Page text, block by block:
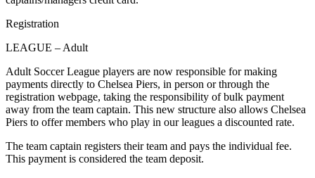
Registration​​​​‌ ‍ ​‍​‍‌‍ ‌ ​‍‌‍‍‌‌‍‌ ‌‍‍‌‌‍ ‍​‍​‍​ ‍‍​‍​‍‌ ​ ‌‍​‌‌‍ ‍‌‍‍‌‌ ‌​‌ ‍‌​‍ ‍‌‍‍‌‌‍ ​‍​‍​‍ ​​‍​‍‌‍‍​‌ ​‍‌‍‌‌‌‍‌‍​‍​‍​ ‍‍​‍​‍‌‍‍​‌ ‌​‌ ‌​‌ ​​‌ ​ ​ ‍‍​‍ ​‍ ‌‍​ ‌‍‍​‌‍‌‌‌‍ ​‌ ​ ‌‍‌‌‌‍​‌‌ ​​‌‍‍‌‌‍‌‌‌ ​‍‌ ​ ​‍ ‍‌ ​ ‌‍​‌‌‍ ‍‌‍‍‌‌ ‌​‌ ‍‌​‍ ‍‌ ​ ‌ ‌​‌ ‌‌‌‍‌​‌‍‍‌‌‍ ​‍ ‌‍‍‌‌‍ ‍‌ ‌​‌‍‌‌‌‍ ‍‌ ‌​​‍ ‌‍‌‌‌‍‌​‌‍‍‌‌ ‌​​‍ ‌‍ ‌‌‍ ‌‍‌​‌‍‌‌​ ‌‌ ​​‌ ​‍‌‍‌‌‌ ​ ‌‍‌‌‌‍ ‍‌ ‌​‌‍​‌‌ ‌​‌‍‍‌‌‍ ‌‍ ‍​ ‍ ‌‍‍‌‌‍‌​​ ‌‌‍​‍​ ‌‌​ ‍​​ ‍‌​ ​‌​ ‍​‌‍‌‍​ ‍​​‍ ‌‌‍​‌‌‍​ ​ ‍​​ ‌​​‍ ‌​ ‌​​ ‌ ‌‍​‍​ ​‌​‍ ‌​ ‍​​ ​​​ ‌‌‌‍‌​​‍ ‌​ ​​​ ‌ ​ ​‌‌‍‌‍​ ​‌​ ‌‌​ ‍​​ ‍‌​ ‍​​ ‌‌​ ‌‌​ ​​​ ‍ ‌ ‌​‌ ‍‌‌ ​​‌‍‌‌​ ‌‌‍‌‍‌‍​‌‌ ​‌​ ‍ ‌ ​​‌‍​‌‌ ‌​‌‍‍​​ ‌‌ ​‍‌‍‍‌‌‍​ ‌‍‍​‌‌‌​‌‍‌‌‌ ‍​‌ ‌​​‍‌‌​ ‌‌‌​​‍‌‌ ‌‍‍ ‌‍‌‌‌ ‍‌​‍‌‌​ ​ ‌​‌​​‍‌‌​ ​ ‌​‌​​‍‌‌​ ​‍​ ​‍‌‍​ ‌‍‌‌‌‍‌‍​ ​ ​ ‍‌​ ​‌‌‍​‍​ ‌‌​ ‌‍‌‍​ ‌‍‌‍​ ‍‌​‍‌‌​ ​‍​ ​‍​‍‌‌​ ‌‌‌​‌​​‍ ‍‌‍​ ‌‍‍​‌‍‍‌‌‍ ​‌‍‌​‌ ​‍‌‍‌‌‌‍ ‍​‍‌‌​ ‌‌‌​​‍‌‌ ‌‍‍ ‌‍‌‌‌ ‍‌​‍‌‌​ ​ ‌​‌​​‍‌‌​ ​ ‌​‌​​‍‌‌​ ​‍​ ​‍‌‍‌‌​ ‌​​ ‍​‌‍​‌​ ​​‌‍‌‌​ ‍‌​ ‌‍​ ‌​‌‍‌​​ ‌​​ ​‌​‍‌‌​ ​‍​ ​‍​‍‌‌​ ‌‌‌​‌​​‍ ‍‌ ‌​‌‍‌‌‌ ‍​‌ ‌​​ ‌‍​‍‌‍​‌‌ ​ ‌‍‌‌‌‌‌‌‌ ​‍‌‍ ​​ ‌‌‍‍​‌ ‌​‌ ‌​‌ ​​‌ ​ ​‍‌‌​ ​ ‌​​‌​‍‌‌​ ​‍‌​‌‍​‍‌‌​ ​‍‌​‌‍‌‍​ ‌‍‍​‌‍‌‌‌‍ ​‌ ​ ‌‍‌‌‌‍​‌‌ ​​‌‍‍‌‌‍‌‌‌ ​‍‌ ​ ​‍ ‍‌ ​ ‌‍​‌‌‍ ‍‌‍‍‌‌ ‌​‌ ‍‌​‍ ‍‌ ​ ‌ ‌​‌ ‌‌‌‍‌​‌‍‍‌‌‍ ​‍‌‍‌‍‍‌‌‍‌​​ ‌‌‍​‍​ ‌‌​ ‍​​ ‍‌​ ​‌​ ‍​‌‍‌‍​ ‍​​‍ ‌‌‍​‌‌‍​ ​ ‍​​ ‌​​‍ ‌​ ‌​​ ‌ ‌‍​‍​ ​‌​‍ ‌​ ‍​​ ​​​ ‌‌‌‍‌​​‍ ‌​ ​​​ ‌ ​ ​‌‌‍‌‍​ ​‌​ ‌‌​ ‍​​ ‍‌​ ‍​​ ‌‌​ ‌‌​ ​​​‍‌‍‌ ‌​‌ ‍‌‌ ​​‌‍‌‌​ ‌‌‍‌‍‌‍​‌‌ ​‌​‍‌‍‌ ​​‌‍​‌‌ ‌​‌‍‍​​ ‌‌ ​‍‌‍‍‌‌‍​ ‌‍‍​‌‌‌​‌‍‌‌‌ ‍​‌ ‌​​‍‌‌​ ‌‌‌​​‍‌‌ ‌‍‍ ‌‍‌‌‌ ‍‌​‍‌‌​ ​ ‌​‌​​‍‌‌​ ​ ‌​‌​​‍‌‌​ ​‍​ ​‍‌‍​ ‌‍‌‌‌‍‌‍​ ​ ​ ‍‌​ ​‌‌‍​‍​ ‌‌​ ‌‍‌‍​ ‌‍‌‍​ ‍‌​‍‌‌​ ​‍​ ​‍​‍‌‌​ ‌‌‌​‌​​‍ ‍‌‍​ ‌‍‍​‌‍‍‌‌‍ ​‌‍‌​‌ ​‍‌‍‌‌‌‍ ‍​‍‌‌​ ‌‌‌​​‍‌‌ ‌‍‍ ‌‍‌‌‌ ‍‌​‍‌‌​ ​ ‌​‌​​‍‌‌​ ​ ‌​‌​​‍‌‌​ ​‍​ ​‍‌‍‌‌​ ‌​​ ‍​‌‍​‌​ ​​‌‍‌‌​ ‍‌​ ‌‍​ ‌​‌‍‌​​ ‌​​ ​‌​‍‌‌​ ​‍​ ​‍​‍‌‌​ ‌‌‌​‌​​‍ ‍‌ ‌​‌‍‌‌‌ ‍​‌ ‌​​‍‌‍‌ ​​‌‍‌‌‌ ​‍‌ ​ ‌ ​​‌‍‌‌‌‍​ ‌ ‌​‌‍‍‌‌ ‌‍‌‍‌‌​ ‌‌ ​​‌ ‌‌‌‍​‍‌‍ ​‌‍‍‌‌ ​ ‌‍‍​‌‍‌‌‌‍‌​​‍​‍‌ ‌
LEAGUE – Adult​​​​‌ ‍ ​‍​‍‌‍ ‌ ​‍‌‍‍‌‌‍‌ ‌‍‍‌‌‍ ‍​‍​‍​ ‍‍​‍​‍‌ ​ ‌‍​‌‌‍ ‍‌‍‍‌‌ ‌​‌ ‍‌​‍ ‍‌‍‍‌‌‍ ​‍​‍​‍ ​​‍​‍‌‍‍​‌ ​‍‌‍‌‌‌‍‌‍​‍​‍​ ‍‍​‍​‍‌‍‍​‌ ‌​‌ ‌​‌ ​​‌ ​ ​ ‍‍​‍ ​‍ ‌‍​ ‌‍‍​‌‍‌‌‌‍ ​‌ ​ ‌‍‌‌‌‍​‌‌ ​​‌‍‍‌‌‍‌‌‌ ​‍‌ ​ ​‍ ‍‌ ​ ‌‍​‌‌‍ ‍‌‍‍‌‌ ‌​‌ ‍‌​‍ ‍‌ ​ ‌ ‌​‌ ‌‌‌‍‌​‌‍‍‌‌‍ ​‍ ‌‍‍‌‌‍ ‍‌ ‌​‌‍‌‌‌‍ ‍‌ ‌​​‍ ‌‍‌‌‌‍‌​‌‍‍‌‌ ‌​​‍ ‌‍ ‌‌‍ ‌‍‌​‌‍‌‌​ ‌‌ ​​‌ ​‍‌‍‌‌‌ ​ ‌‍‌‌‌‍ ‍‌ ‌​‌‍​‌‌ ‌​‌‍‍‌‌‍ ‌‍ ‍​ ‍ ‌‍‍‌‌‍‌​​ ‌‌‍​‍​ ‌‌​ ‍​​ ‍‌​ ​‌​ ‍​‌‍‌‍​ ‍​​‍ ‌‌‍​‌‌‍​ ​ ‍​​ ‌​​‍ ‌​ ‌​​ ‌ ‌‍​‍​ ​‌​‍ ‌​ ‍​​ ​​​ ‌‌‌‍‌​​‍ ‌​ ​​​ ‌ ​ ​‌‌‍‌‍​ ​‌​ ‌‌​ ‍​​ ‍‌​ ‍​​ ‌‌​ ‌‌​ ​​​ ‍ ‌ ‌​‌ ‍‌‌ ​​‌‍‌‌​ ‌‌‍‌‍‌‍​‌‌ ​‌​ ‍ ‌ ​​‌‍​‌‌ ‌​‌‍‍​​ ‌‌ ​‍‌‍‍‌‌‍​ ‌‍‍​‌‌‌​‌‍‌‌‌ ‍​‌ ‌​​‍‌‌​ ‌‌‌​​‍‌‌ ‌‍‍ ‌‍‌‌‌ ‍‌​‍‌‌​ ​ ‌​‌​​‍‌‌​ ​ ‌​‌​​‍‌‌​ ​‍​ ​‍​ ‍‌​ ‌​‌‍​‍​ ‌‍​ ‍‌​ ​ ‌‍​‌‌‍​‍​ ​‍‌‍‌‍​ ‍‌‌‍​‌​‍‌‌​ ​‍​ ​‍​‍‌‌​ ‌‌‌​‌​​‍ ‍‌‍​ ‌‍‍​‌‍‍‌‌‍ ​‌‍‌​‌ ​‍‌‍‌‌‌‍ ‍​‍‌‌​ ‌‌‌​​‍‌‌ ‌‍‍ ‌‍‌‌‌ ‍‌​‍‌‌​ ​ ‌​‌​​‍‌‌​ ​ ‌​‌​​‍‌‌​ ​‍​ ​‍‌‍​‌‌‍‌‌​ ‌‌‌‍​‌‌‍​‌​ ‌‌​ ​‌‌‍​ ​ ​‌‌‍​ ​ ​‍​ ​​​‍‌‌​ ​‍​ ​‍​‍‌‌​ ‌‌‌​‌​​‍ ‍‌ ‌​‌‍‌‌‌ ‍​‌ ‌​​ ‌‍​‍‌‍​‌‌ ​ ‌‍‌‌‌‌‌‌‌ ​‍‌‍ ​​ ‌‌‍‍​‌ ‌​‌ ‌​‌ ​​‌ ​ ​‍‌‌​ ​ ‌​​‌​‍‌‌​ ​‍‌​‌‍​‍‌‌​ ​‍‌​‌‍‌‍​ ‌‍‍​‌‍‌‌‌‍ ​‌ ​ ‌‍‌‌‌‍​‌‌ ​​‌‍‍‌‌‍‌‌‌ ​‍‌ ​ ​‍ ‍‌ ​ ‌‍​‌‌‍ ‍‌‍‍‌‌ ‌​‌ ‍‌​‍ ‍‌ ​ ‌ ‌​‌ ‌‌‌‍‌​‌‍‍‌‌‍ ​‍‌‍‌‍‍‌‌‍‌​​ ‌‌‍​‍​ ‌‌​ ‍​​ ‍‌​ ​‌​ ‍​‌‍‌‍​ ‍​​‍ ‌‌‍​‌‌‍​ ​ ‍​​ ‌​​‍ ‌​ ‌​​ ‌ ‌‍​‍​ ​‌​‍ ‌​ ‍​​ ​​​ ‌‌‌‍‌​​‍ ‌​ ​​​ ‌ ​ ​‌‌‍‌‍​ ​‌​ ‌‌​ ‍​​ ‍‌​ ‍​​ ‌‌​ ‌‌​ ​​​‍‌‍‌ ‌​‌ ‍‌‌ ​​‌‍‌‌​ ‌‌‍‌‍‌‍​‌‌ ​‌​‍‌‍‌ ​​‌‍​‌‌ ‌​‌‍‍​​ ‌‌ ​‍‌‍‍‌‌‍​ ‌‍‍​‌‌‌​‌‍‌‌‌ ‍​‌ ‌​​‍‌‌​ ‌‌‌​​‍‌‌ ‌‍‍ ‌‍‌‌‌ ‍‌​‍‌‌​ ​ ‌​‌​​‍‌‌​ ​ ‌​‌​​‍‌‌​ ​‍​ ​‍​ ‍‌​ ‌​‌‍​‍​ ‌‍​ ‍‌​ ​ ‌‍​‌‌‍​‍​ ​‍‌‍‌‍​ ‍‌‌‍​‌​‍‌‌​ ​‍​ ​‍​‍‌‌​ ‌‌‌​‌​​‍ ‍‌‍​ ‌‍‍​‌‍‍‌‌‍ ​‌‍‌​‌ ​‍‌‍‌‌‌‍ ‍​‍‌‌​ ‌‌‌​​‍‌‌ ‌‍‍ ‌‍‌‌‌ ‍‌​‍‌‌​ ​ ‌​‌​​‍‌‌​ ​ ‌​‌​​‍‌‌​ ​‍​ ​‍‌‍​‌‌‍‌‌​ ‌‌‌‍​‌‌‍​‌​ ‌‌​ ​‌‌‍​ ​ ​‌‌‍​ ​ ​‍​ ​​​‍‌‌​ ​‍​ ​‍​‍‌‌​ ‌‌‌​‌​​‍ ‍‌ ‌​‌‍‌‌‌ ‍​‌ ‌​​‍‌‍‌ ​​‌‍‌‌‌ ​‍‌ ​ ‌ ​​‌‍‌‌‌‍​ ‌ ‌​‌‍‍‌‌ ‌‍‌‍‌‌​ ‌‌ ​​‌ ‌‌‌‍​‍‌‍ ​‌‍‍‌‌ ​ ‌‍‍​‌‍‌‌‌‍‌​​‍​‍‌ ‌
Adult Soccer League players are now responsible for making
payments directly to Chelsea Piers, in person or through the
registration webpage, taking the responsibility of bulk payment
away from the team captain. This new structure also allows Chelsea
Piers to offer members who play in our leagues a discounted rate.​​​​‌ ‍ ​‍​‍‌‍ ‌ ​‍‌‍‍‌‌‍‌ ‌‍‍‌‌‍ ‍​‍​‍​ ‍‍​‍​‍‌ ​ ‌‍​‌‌‍ ‍‌‍‍‌‌ ‌​‌ ‍‌​‍ ‍‌‍‍‌‌‍ ​‍​‍​‍ ​​‍​‍‌‍‍​‌ ​‍‌‍‌‌‌‍‌‍​‍​‍​ ‍‍​‍​‍‌‍‍​‌ ‌​‌ ‌​‌ ​​‌ ​ ​ ‍‍​‍ ​‍ ‌‍​ ‌‍‍​‌‍‌‌‌‍ ​‌ ​ ‌‍‌‌‌‍​‌‌ ​​‌‍‍‌‌‍‌‌‌ ​‍‌ ​ ​‍ ‍‌ ​ ‌‍​‌‌‍ ‍‌‍‍‌‌ ‌​‌ ‍‌​‍ ‍‌ ​ ‌ ‌​‌ ‌‌‌‍‌​‌‍‍‌‌‍ ​‍ ‌‍‍‌‌‍ ‍‌ ‌​‌‍‌‌‌‍ ‍‌ ‌​​‍ ‌‍‌‌‌‍‌​‌‍‍‌‌ ‌​​‍ ‌‍ ‌‌‍ ‌‍‌​‌‍‌‌​ ‌‌ ​​‌ ​‍‌‍‌‌‌ ​ ‌‍‌‌‌‍ ‍‌ ‌​‌‍​‌‌ ‌​‌‍‍‌‌‍ ‌‍ ‍​ ‍ ‌‍‍‌‌‍‌​​ ‌‌‍​‍​ ‌‌​ ‍​​ ‍‌​ ​‌​ ‍​‌‍‌‍​ ‍​​‍ ‌‌‍​‌‌‍​ ​ ‍​​ ‌​​‍ ‌​ ‌​​ ‌ ‌‍​‍​ ​‌​‍ ‌​ ‍​​ ​​​ ‌‌‌‍‌​​‍ ‌​ ​​​ ‌ ​ ​‌‌‍‌‍​ ​‌​ ‌‌​ ‍​​ ‍‌​ ‍​​ ‌‌​ ‌‌​ ​​​ ‍ ‌ ‌​‌ ‍‌‌ ​​‌‍‌‌​ ‌‌‍‌‍‌‍​‌‌ ​‌​ ‍ ‌ ​​‌‍​‌‌ ‌​‌‍‍​​ ‌‌ ​‍‌‍‍‌‌‍​ ‌‍‍​‌‌‌​‌‍‌‌‌ ‍​‌ ‌​​‍‌‌​ ‌‌‌​​‍‌‌ ‌‍‍ ‌‍‌‌‌ ‍‌​‍‌‌​ ​ ‌​‌​​‍‌‌​ ​ ‌​‌​​‍‌‌​ ​‍​ ​‍​ ‌‍​ ​ ‌‍‌‍‌‍​‌‌‍​‍‌‍‌‍‌‍​‍‌‍​ ​ ​‍​ ​‍‌‍‌​‌‍​ ​‍‌‌​ ​‍​ ​‍​‍‌‌​ ‌‌‌​‌​​‍ ‍‌‍​ ‌‍‍​‌‍‍‌‌‍ ​‌‍‌​‌ ​‍‌‍‌‌‌‍ ‍​‍‌‌​ ‌‌‌​​‍‌‌ ‌‍‍ ‌‍‌‌‌ ‍‌​‍‌‌​ ​ ‌​‌​​‍‌‌​ ​ ‌​‌​​‍‌‌​ ​‍​ ​‍​ ‌ ​ ‌‌‌‍‌‍​ ​ ​ ​ ‌‍​‌​ ‌​​ ‌‍‌‍‌‍‌‍‌​‌‍​ ​ ​​​‍‌‌​ ​‍​ ​‍​‍‌‌​ ‌‌‌​‌​​‍ ‍‌ ‌​‌‍‌‌‌ ‍​‌ ‌​​ ‌‍​‍‌‍​‌‌ ​ ‌‍‌‌‌‌‌‌‌ ​‍‌‍ ​​ ‌‌‍‍​‌ ‌​‌ ‌​‌ ​​‌ ​ ​‍‌‌​ ​ ‌​​‌​‍‌‌​ ​‍‌​‌‍​‍‌‌​ ​‍‌​‌‍‌‍​ ‌‍‍​‌‍‌‌‌‍ ​‌ ​ ‌‍‌‌‌‍​‌‌ ​​‌‍‍‌‌‍‌‌‌ ​‍‌ ​ ​‍ ‍‌ ​ ‌‍​‌‌‍ ‍‌‍‍‌‌ ‌​‌ ‍‌​‍ ‍‌ ​ ‌ ‌​‌ ‌‌‌‍‌​‌‍‍‌‌‍ ​‍‌‍‌‍‍‌‌‍‌​​ ‌‌‍​‍​ ‌‌​ ‍​​ ‍‌​ ​‌​ ‍​‌‍‌‍​ ‍​​‍ ‌‌‍​‌‌‍​ ​ ‍​​ ‌​​‍ ‌​ ‌​​ ‌ ‌‍​‍​ ​‌​‍ ‌​ ‍​​ ​​​ ‌‌‌‍‌​​‍ ‌​ ​​​ ‌ ​ ​‌‌‍‌‍​ ​‌​ ‌‌​ ‍​​ ‍‌​ ‍​​ ‌‌​ ‌‌​ ​​​‍‌‍‌ ‌​‌ ‍‌‌ ​​‌‍‌‌​ ‌‌‍‌‍‌‍​‌‌ ​‌​‍‌‍‌ ​​‌‍​‌‌ ‌​‌‍‍​​ ‌‌ ​‍‌‍‍‌‌‍​ ‌‍‍​‌‌‌​‌‍‌‌‌ ‍​‌ ‌​​‍‌‌​ ‌‌‌​​‍‌‌ ‌‍‍ ‌‍‌‌‌ ‍‌​‍‌‌​ ​ ‌​‌​​‍‌‌​ ​ ‌​‌​​‍‌‌​ ​‍​ ​‍​ ‌‍​ ​ ‌‍‌‍‌‍​‌‌‍​‍‌‍‌‍‌‍​‍‌‍​ ​ ​‍​ ​‍‌‍‌​‌‍​ ​‍‌‌​ ​‍​ ​‍​‍‌‌​ ‌‌‌​‌​​‍ ‍‌‍​ ‌‍‍​‌‍‍‌‌‍ ​‌‍‌​‌ ​‍‌‍‌‌‌‍ ‍​‍‌‌​ ‌‌‌​​‍‌‌ ‌‍‍ ‌‍‌‌‌ ‍‌​‍‌‌​ ​ ‌​‌​​‍‌‌​ ​ ‌​‌​​‍‌‌​ ​‍​ ​‍​ ‌ ​ ‌‌‌‍‌‍​ ​ ​ ​ ‌‍​‌​ ‌​​ ‌‍‌‍‌‍‌‍‌​‌‍​ ​ ​​​‍‌‌​ ​‍​ ​‍​‍‌‌​ ‌‌‌​‌​​‍ ‍‌ ‌​‌‍‌‌‌ ‍​‌ ‌​​‍‌‍‌ ​​‌‍‌‌‌ ​‍‌ ​ ‌ ​​‌‍‌‌‌‍​ ‌ ‌​‌‍‍‌‌ ‌‍‌‍‌‌​ ‌‌ ​​‌ ‌‌‌‍​‍‌‍ ​‌‍‍‌‌ ​ ‌‍‍​‌‍‌‌‌‍‌​​‍​‍‌ ‌
The team captain registers their team and pays the individual fee.
This payment is considered the team deposit.​​​​‌ ‍ ​‍​‍‌‍ ‌ ​‍‌‍‍‌‌‍‌ ‌‍‍‌‌‍ ‍​‍​‍​ ‍‍​‍​‍‌ ​ ‌‍​‌‌‍ ‍‌‍‍‌‌ ‌​‌ ‍‌​‍ ‍‌‍‍‌‌‍ ​‍​‍​‍ ​​‍​‍‌‍‍​‌ ​‍‌‍‌‌‌‍‌‍​‍​‍​ ‍‍​‍​‍‌‍‍​‌ ‌​‌ ‌​‌ ​​‌ ​ ​ ‍‍​‍ ​‍ ‌‍​ ‌‍‍​‌‍‌‌‌‍ ​‌ ​ ‌‍‌‌‌‍​‌‌ ​​‌‍‍‌‌‍‌‌‌ ​‍‌ ​ ​‍ ‍‌ ​ ‌‍​‌‌‍ ‍‌‍‍‌‌ ‌​‌ ‍‌​‍ ‍‌ ​ ‌ ‌​‌ ‌‌‌‍‌​‌‍‍‌‌‍ ​‍ ‌‍‍‌‌‍ ‍‌ ‌​‌‍‌‌‌‍ ‍‌ ‌​​‍ ‌‍‌‌‌‍‌​‌‍‍‌‌ ‌​​‍ ‌‍ ‌‌‍ ‌‍‌​‌‍‌‌​ ‌‌ ​​‌ ​‍‌‍‌‌‌ ​ ‌‍‌‌‌‍ ‍‌ ‌​‌‍​‌‌ ‌​‌‍‍‌‌‍ ‌‍ ‍​ ‍ ‌‍‍‌‌‍‌​​ ‌‌‍​‍​ ‌‌​ ‍​​ ‍‌​ ​‌​ ‍​‌‍‌‍​ ‍​​‍ ‌‌‍​‌‌‍​ ​ ‍​​ ‌​​‍ ‌​ ‌​​ ‌ ‌‍​‍​ ​‌​‍ ‌​ ‍​​ ​​​ ‌‌‌‍‌​​‍ ‌​ ​​​ ‌ ​ ​‌‌‍‌‍​ ​‌​ ‌‌​ ‍​​ ‍‌​ ‍​​ ‌‌​ ‌‌​ ​​​ ‍ ‌ ‌​‌ ‍‌‌ ​​‌‍‌‌​ ‌‌‍‌‍‌‍​‌‌ ​‌​ ‍ ‌ ​​‌‍​‌‌ ‌​‌‍‍​​ ‌‌ ​‍‌‍‍‌‌‍​ ‌‍‍​‌‌‌​‌‍‌‌‌ ‍​‌ ‌​​‍‌‌​ ‌‌‌​​‍‌‌ ‌‍‍ ‌‍‌‌‌ ‍‌​‍‌‌​ ​ ‌​‌​​‍‌‌​ ​ ‌​‌​​‍‌‌​ ​‍​ ​‍‌‍‌​​ ‌‌​ ‌‌​ ‌‍​ ‍‌‌‍‌​​ ‌​‌‍​‌​ ‌‌‌‍‌​​ ​‍​ ​ ​‍‌‌​ ​‍​ ​‍​‍‌‌​ ‌‌‌​‌​​‍ ‍‌‍​ ‌‍‍​‌‍‍‌‌‍ ​‌‍‌​‌ ​‍‌‍‌‌‌‍ ‍​‍‌‌​ ‌‌‌​​‍‌‌ ‌‍‍ ‌‍‌‌‌ ‍‌​‍‌‌​ ​ ‌​‌​​‍‌‌​ ​ ‌​‌​​‍‌‌​ ​‍​ ​‍‌‍​ ​ ‍​​ ‌‌​ ‍‌​ ​‌​ ​ ‌‍​‌​ ‍​​ ‌​​ ‍​​ ‌‍​ ​‍​‍‌‌​ ​‍​ ​‍​‍‌‌​ ‌‌‌​‌​​‍ ‍‌ ‌​‌‍‌‌‌ ‍​‌ ‌​​ ‌‍​‍‌‍​‌‌ ​ ‌‍‌‌‌‌‌‌‌ ​‍‌‍ ​​ ‌‌‍‍​‌ ‌​‌ ‌​‌ ​​‌ ​ ​‍‌‌​ ​ ‌​​‌​‍‌‌​ ​‍‌​‌‍​‍‌‌​ ​‍‌​‌‍‌‍​ ‌‍‍​‌‍‌‌‌‍ ​‌ ​ ‌‍‌‌‌‍​‌‌ ​​‌‍‍‌‌‍‌‌‌ ​‍‌ ​ ​‍ ‍‌ ​ ‌‍​‌‌‍ ‍‌‍‍‌‌ ‌​‌ ‍‌​‍ ‍‌ ​ ‌ ‌​‌ ‌‌‌‍‌​‌‍‍‌‌‍ ​‍‌‍‌‍‍‌‌‍‌​​ ‌‌‍​‍​ ‌‌​ ‍​​ ‍‌​ ​‌​ ‍​‌‍‌‍​ ‍​​‍ ‌‌‍​‌‌‍​ ​ ‍​​ ‌​​‍ ‌​ ‌​​ ‌ ‌‍​‍​ ​‌​‍ ‌​ ‍​​ ​​​ ‌‌‌‍‌​​‍ ‌​ ​​​ ‌ ​ ​‌‌‍‌‍​ ​‌​ ‌‌​ ‍​​ ‍‌​ ‍​​ ‌‌​ ‌‌​ ​​​‍‌‍‌ ‌​‌ ‍‌‌ ​​‌‍‌‌​ ‌‌‍‌‍‌‍​‌‌ ​‌​‍‌‍‌ ​​‌‍​‌‌ ‌​‌‍‍​​ ‌‌ ​‍‌‍‍‌‌‍​ ‌‍‍​‌‌‌​‌‍‌‌‌ ‍​‌ ‌​​‍‌‌​ ‌‌‌​​‍‌‌ ‌‍‍ ‌‍‌‌‌ ‍‌​‍‌‌​ ​ ‌​‌​​‍‌‌​ ​ ‌​‌​​‍‌‌​ ​‍​ ​‍‌‍‌​​ ‌‌​ ‌‌​ ‌‍​ ‍‌‌‍‌​​ ‌​‌‍​‌​ ‌‌‌‍‌​​ ​‍​ ​ ​‍‌‌​ ​‍​ ​‍​‍‌‌​ ‌‌‌​‌​​‍ ‍‌‍​ ‌‍‍​‌‍‍‌‌‍ ​‌‍‌​‌ ​‍‌‍‌‌‌‍ ‍​‍‌‌​ ‌‌‌​​‍‌‌ ‌‍‍ ‌‍‌‌‌ ‍‌​‍‌‌​ ​ ‌​‌​​‍‌‌​ ​ ‌​‌​​‍‌‌​ ​‍​ ​‍‌‍​ ​ ‍​​ ‌‌​ ‍‌​ ​‌​ ​ ‌‍​‌​ ‍​​ ‌​​ ‍​​ ‌‍​ ​‍​‍‌‌​ ​‍​ ​‍​‍‌‌​ ‌‌‌​‌​​‍ ‍‌ ‌​‌‍‌‌‌ ‍​‌ ‌​​‍‌‍‌ ​​‌‍‌‌‌ ​‍‌ ​ ‌ ​​‌‍‌‌‌‍​ ‌ ‌​‌‍‍‌‌ ‌‍‌‍‌‌​ ‌‌ ​​‌ ‌‌‌‍​‍‌‍ ​‌‍‍‌‌ ​ ‌‍‍​‌‍‌‌‌‍‌​​‍​‍‌ ‌